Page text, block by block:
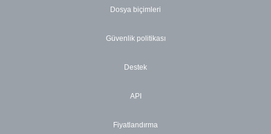
Dosya biçimleri
Güvenlik politikası
Destek
API
Fiyatlandırma